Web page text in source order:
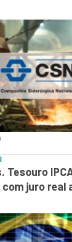
Tesouro
juro real